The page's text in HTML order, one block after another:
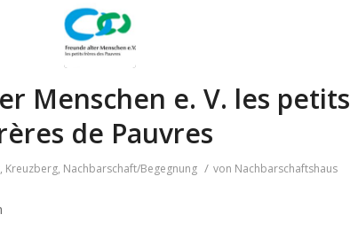
Menschen e. V. les petits
de Pauvres
, Kreuzberg, Nachbarschaft/Begegnung / von Nachbarschaftshaus